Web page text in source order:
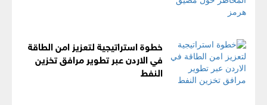
خطوة استراتيجية لتعزيز امن الطاقة
في الاردن عبر تطوير مرافق تخزين
النفط